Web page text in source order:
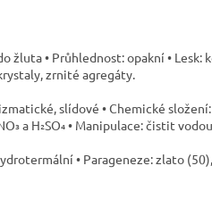
žluta • Průhlednost: opakní • Lesk:
zrnité agregáty.
slídové • Chemické složení:
a H₂SO₄ • Manipulace: čistit
• Parageneze: zlato